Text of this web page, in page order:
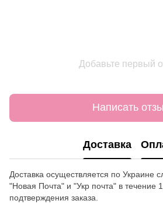
Добавьте первый
Написать
Доставка
Доставка осуществляется по Украине
"Новая Почта" и "Укр почта" в течение
подтверждения заказа.